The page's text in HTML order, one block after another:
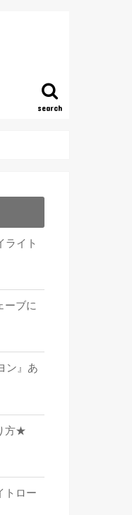
search
ライト
ーブに
ン』あ
方★
トロー